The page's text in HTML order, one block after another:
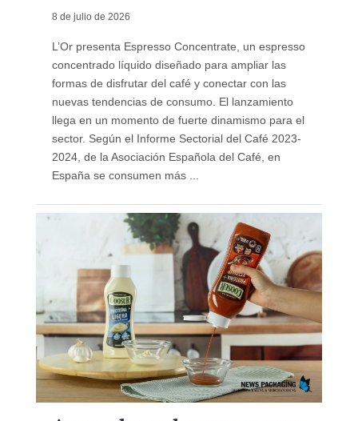
8 de julio de 2026
L’Or presenta Espresso Concentrate, un espresso
concentrado líquido diseñado para ampliar las
formas de disfrutar del café y conectar con las
nuevas tendencias de consumo. El lanzamiento
llega en un momento de fuerte dinamismo para el
sector. Según el Informe Sectorial del Café 2023-
2024, de la Asociación Española del Café, en
España se consumen más ...